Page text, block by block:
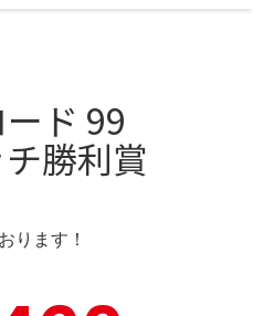
ド 99
勝利賞
ります！